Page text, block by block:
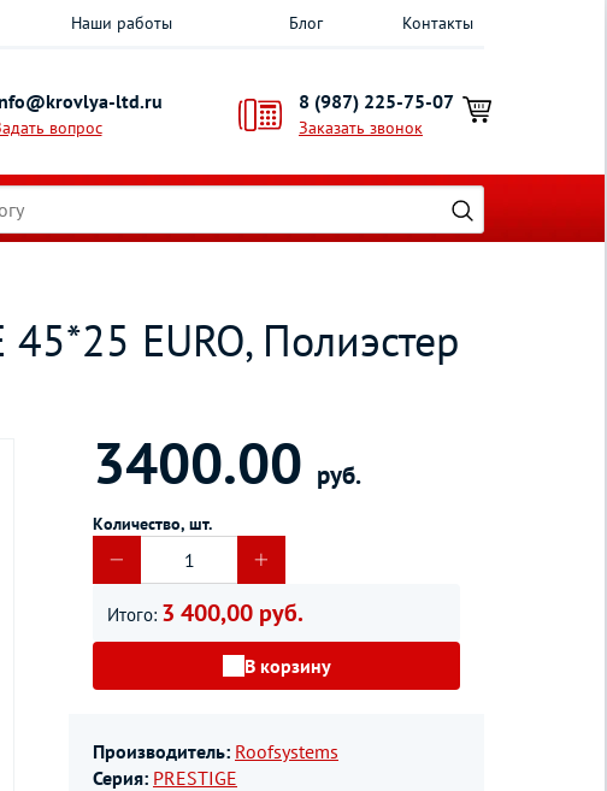
Наши работы Блог Контакты
ltd.ru
вопрос
8 (987) 225-75-07
Заказать звонок
45*25 EURO, Полиэстер
3400.00 руб.
Количество, шт.
Итого: 3 400,00 руб.
В корзину
Производитель: Roofsystems
Серия: PRESTIGE